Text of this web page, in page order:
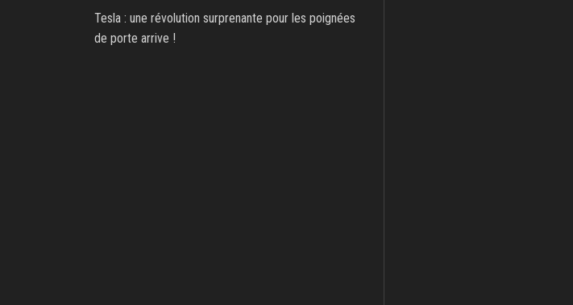
Tesla : une révolution surprenante pour les poignées
de porte arrive !